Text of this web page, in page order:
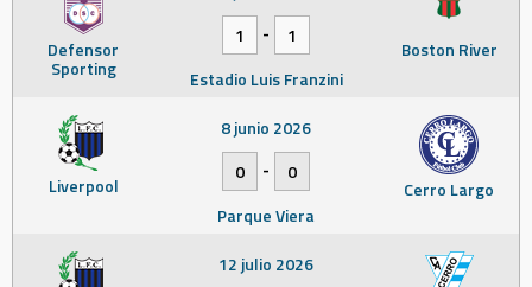
Defensor
Sporting
Boston River
1
-
1
Estadio Luis Franzini
Liverpool Cerro Largo
8 junio 2026
0
-
0
Parque Viera
12 julio 2026